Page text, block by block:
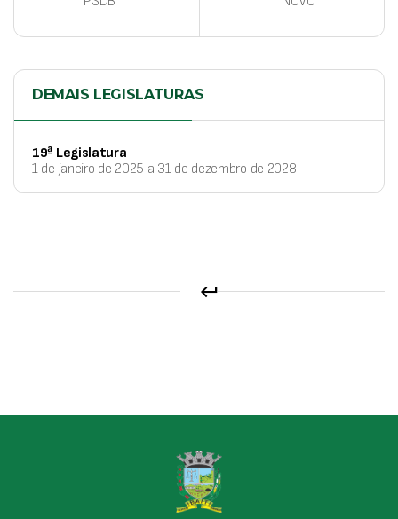
DEMAIS LEGISLATURAS
19ª Legislatura
1 de janeiro de 2025 a 31 de dezembro de 2028
keyboard_return